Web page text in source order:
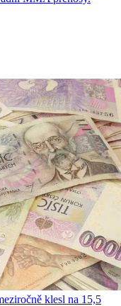
klesl na 15,5